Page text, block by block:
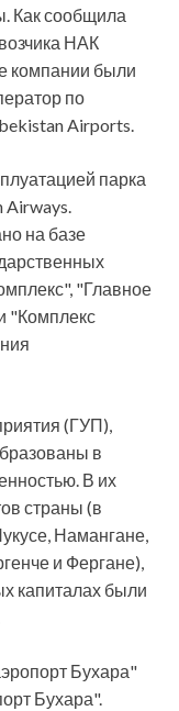
Как сообщила
НАК
компании были
по
Airports.
парка
Airways.
на базе
"Главное
"Комплекс
(ГУП),
в
В их
страны (в
Намангане,
и Фергане),
капиталах были
Бухара"
Бухара".